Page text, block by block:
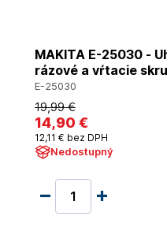
MAKITA E-25030 -
rázové a vŕtacie
E-25030
19,99 €
14,90 €
12,11 € bez DPH
Nedostupný